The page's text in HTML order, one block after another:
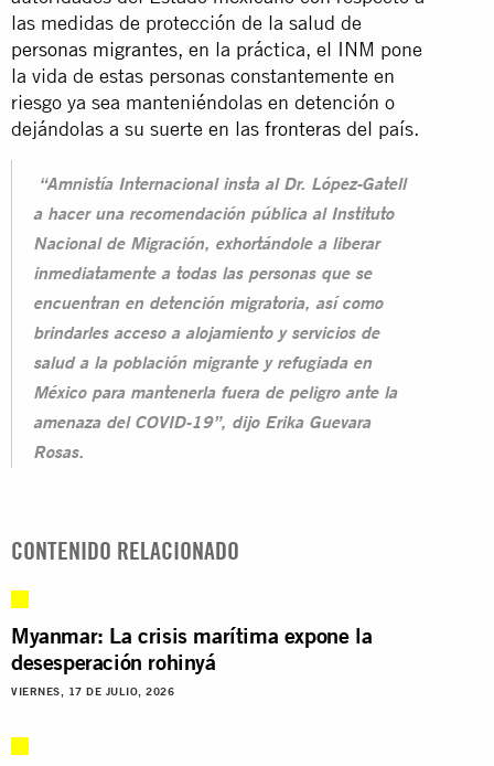
las medidas de protección de la salud de
personas migrantes, en la práctica, el INM pone
la vida de estas personas constantemente en
riesgo ya sea manteniéndolas en detención o
dejándolas a su suerte en las fronteras del país.
“Amnistía Internacional insta al Dr. López-Gatell
a hacer una recomendación pública al Instituto
Nacional de Migración, exhortándole a liberar
inmediatamente a todas las personas que se
encuentran en detención migratoria, así como
brindarles acceso a alojamiento y servicios de
salud a la población migrante y refugiada en
México para mantenerla fuera de peligro ante la
amenaza del COVID-19”, dijo Erika Guevara
Rosas.
CONTENIDO RELACIONADO
Myanmar: La crisis marítima expone la
desesperación rohinyá
VIERNES, 17 DE JULIO, 2026